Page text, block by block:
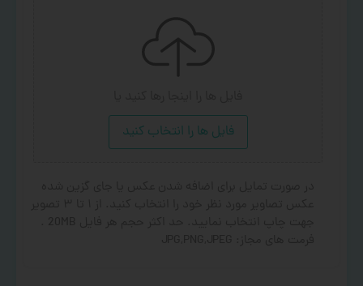
فایل ها را انتخاب کنید